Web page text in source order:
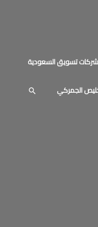
شركات تسويق السعودية
الجمركي